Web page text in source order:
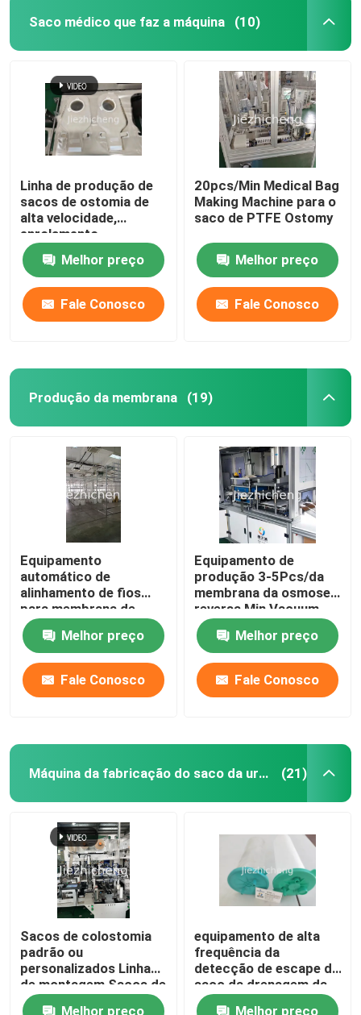
Saco médico que faz a máquina (10)
Linha de produção de
sacos de ostomia de
alta velocidade,
enrolamento
automático, corte,
vedação e embalagem,
linha de montagem de
sacos médicos,
padronizada ou
Melhor preço
Fale Conosco
20pcs/Min Medical Bag
Making Machine para o
saco de PTFE Ostomy
Melhor preço
Fale Conosco
Produção da membrana (19)
Equipamento
automático de
alinhamento de fios
para membrana de
fibra oca
Melhor preço
Fale Conosco
Equipamento de
produção 3-5Pcs/da
membrana da osmose
reversa Min Vacuum
Membrane Press
MachineMelhor preço
Fale Conosco
Máquina da fabricação do saco da urina (21)
Sacos de colostomia
padrão ou
personalizados Linha
de montagem Sacos de
urina Enrolamento
Melhor preço
equipamento de alta
frequência da
detecção de escape do
saco da drenagem da
máquina da fabricação
Melhor preço